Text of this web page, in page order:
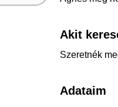
Akit
Szeretnék
Adataim